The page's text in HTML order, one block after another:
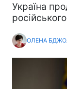
Україна
ОЛЕНА